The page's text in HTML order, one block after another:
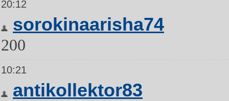
20:12
sorokinaarisha74
200
10:21
antikollektor83